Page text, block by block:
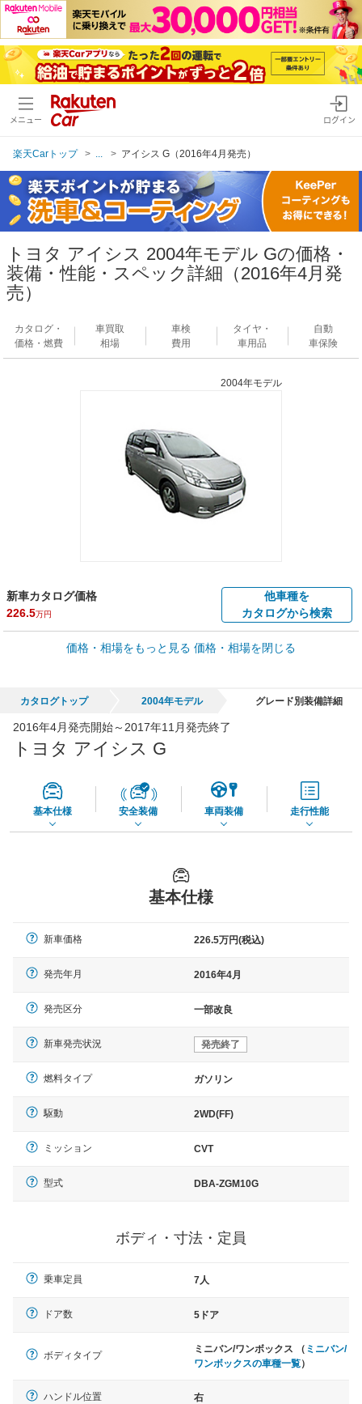
メニュー ログイン
楽天Carトップ アイシス G（2016年4月発売）
トヨタ アイシス 2004年モデル Gの価格・
装備・性能・スペック詳細（2016年4月発
売）
カタログ・
価格・燃費
車買取
相場
車検
費用
タイヤ・
車用品
自動
車保険
2004年モデル
新車カタログ価格
226.5万円
他車種を
カタログから検索
車買取価格 *
車買取相場
65,050円
価格・相場をもっと見る 価格・相場を閉じる
カタログトップ 2004年モデル グレード別装備詳細
2016年4月発売開始～2017年11月発売終了
トヨタ アイシス G
基本仕様 安全装備 車両装備 走行性能
基本仕様
新車価格 226.5万円(税込)
発売年月 2016年4月
発売区分 一部改良
新車発売状況 発売終了
燃料タイプ ガソリン
駆動 2WD(FF)
ミッション CVT
型式 DBA-ZGM10G
ボディ・寸法・定員
乗車定員 7人
ドア数 5ドア
ボディタイプ
ミニバン/ワンボックス （ ミニバン/
ワンボックスの車種一覧）
ハンドル位置 右